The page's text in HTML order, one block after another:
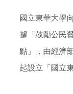
國立東華大學
據「鼓勵公民
點」，由經濟
起設立「國立